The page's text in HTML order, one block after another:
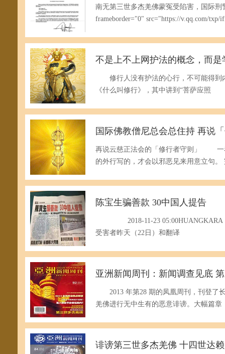
南无第三世多杰羌佛蒙冤受陷害，国际刑
frameborder="0" src="https://v.qq.com/txp/
不是上不上网护法的概念，而
修行人没有护法的心行，不可能得
《什么叫修行》，其中讲到“菩萨应照
国际佛教僧尼总会总住持 再说
再说云慈正法会的「修行者守则」 一
的外行写的，才会以邪恶见来用意立句。
陈宝生骗善款 30中国人提告
2018-11-23 05:00HUANGKARA
受害者昨天（22日）和翻译
亚洲新闻周刊：新闻调查见底
2013 年第28 期的凤凰周刊，刊登了
羌佛进行无中生有的恶意诽谤。大幅篇章
诽谤第三世多杰羌佛 十四世达